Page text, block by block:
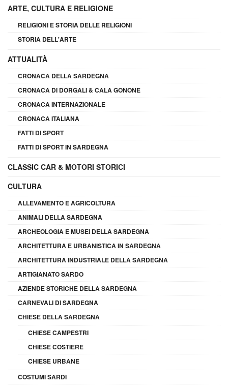
ARTE, CULTURA E RELIGIONE
RELIGIONI E STORIA DELLE RELIGIONI
STORIA DELL'ARTE
ATTUALITÀ
CRONACA DELLA SARDEGNA
CRONACA DI DORGALI & CALA GONONE
CRONACA INTERNAZIONALE
CRONACA ITALIANA
FATTI DI SPORT
FATTI DI SPORT IN SARDEGNA
CLASSIC CAR & MOTORI STORICI
CULTURA
ALLEVAMENTO E AGRICOLTURA
ANIMALI DELLA SARDEGNA
ARCHEOLOGIA E MUSEI DELLA SARDEGNA
ARCHITETTURA E URBANISTICA IN SARDEGNA
ARCHITETTURA INDUSTRIALE DELLA SARDEGNA
ARTIGIANATO SARDO
AZIENDE STORICHE DELLA SARDEGNA
CARNEVALI DI SARDEGNA
CHIESE DELLA SARDEGNA
CHIESE CAMPESTRI
CHIESE COSTIERE
CHIESE URBANE
COSTUMI SARDI